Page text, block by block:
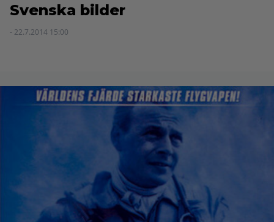
Svenska bilder
- 22.7.2014 15:00